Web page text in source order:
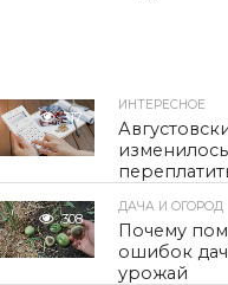
317
ИНТЕРЕСНОЕ
308
ДАЧА И ОГОРОД
Почему
ошибок
урожай